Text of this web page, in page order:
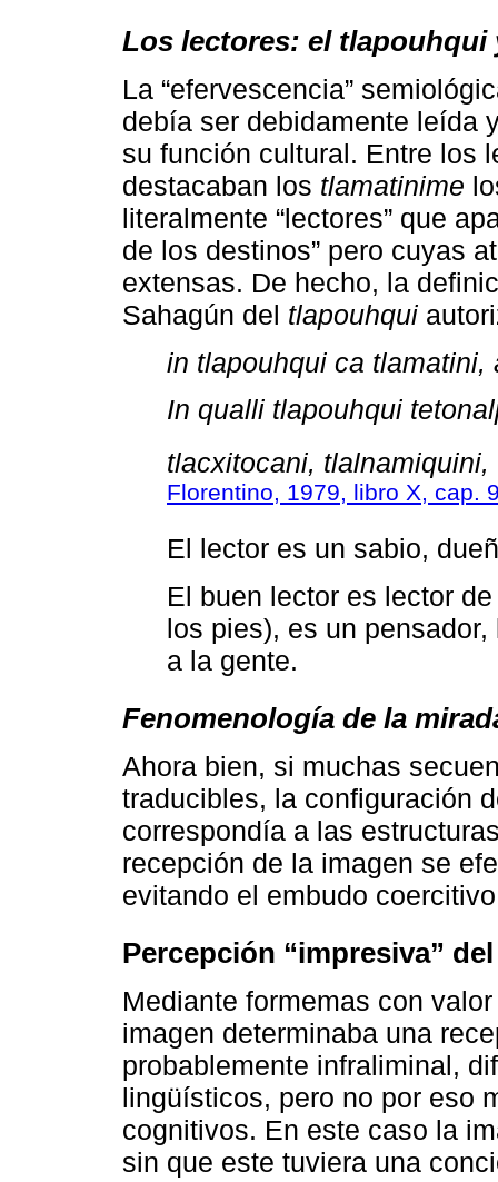
Los lectores: el tlapouhqui
La “efervescencia”
debía ser debidamente leída
su función cultural. Entre los
destacaban los tlamatinime
literalmente “lectores” que
de los destinos” pero cuyas
extensas. De hecho, la
Sahagún del tlapouhqui
in tlapouhqui ca tlamatini,
In qualli tlapouhqui
tlacxitocani,
Florentino, 1979, libro X, cap.
El lector es un sabio,
El buen lector es lector
los pies), es un
a la gente.
Fenomenología de la
Ahora bien, si muchas
traducibles, la configuración
correspondía a las
recepción de la imagen se
evitando el embudo
Percepción “impresiva”
Mediante formemas con
imagen determinaba una
probablemente infraliminal,
lingüísticos, pero no por eso
cognitivos. En este caso la
sin que este tuviera una